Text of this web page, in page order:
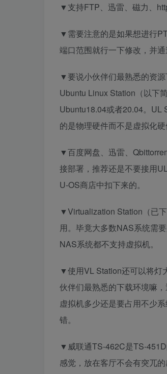
▼支持FTP、迅雷、磁力、
▼需要注意的是如果想进行
端口范围就行一下修改，并
▼要说小伙伴们最熟悉的资
Ubuntu Linux Station（以下
Ubuntu18.04或者20.04。UL
的是物理硬件而不是虚拟化
▼百度网盘、迅雷、
接部署，推荐还是不要接用
U-OS商店中扣下来的。
▼Virtualization Station（已
用。毕竟大多数NAS系统需
NAS系统都不支持虚拟机。
▼使用VL Station还可以将灯
伙伴们最熟悉的下载环境嘛
虚拟机多少还是要占用不少
错。
▼威联通TS-462C是TS-
感觉，放在客厅不会有突兀